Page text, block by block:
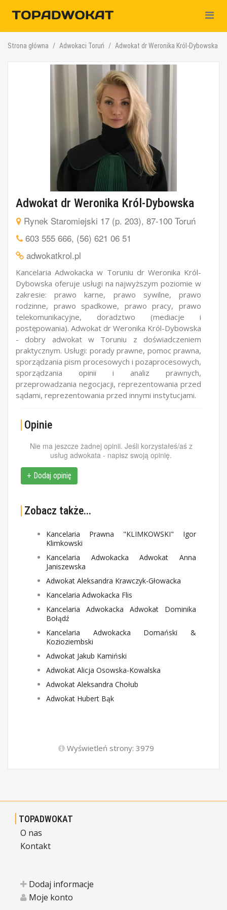
Strona główna Adwokaci Toruń Adwokat dr Weronika Król-Dybowska
Adwokat dr Weronika Król-Dybowska
Rynek Staromiejski 17 (p. 203), 87-100 Toruń
603 555 666, (56) 621 06 51
adwokatkrol.pl
Kancelaria Adwokacka w Toruniu dr Weronika Król-
Dybowska oferuje usługi na najwyższym poziomie w
zakresie: prawo karne, prawo sywilne, prawo
rodzinne, prawo spadkowe, prawo pracy, prawo
telekomunikacyjne, doradztwo (mediacje i
postępowania). Adwokat dr Weronika Król-Dybowska
- dobry adwokat w Toruniu z doświadczeniem
praktycznym. Usługi: porady prawne, pomoc prawna,
sporządzania pism procesowych i pozaprocesowych,
sporządzania opinii i analiz prawnych,
przeprowadzania negocjacji, reprezentowania przed
sądami, reprezentowania przed innymi instytucjami.
Opinie
Nie ma jeszcze żadnej opinii. Jeśli korzystałeś/aś z
usług adwokata - napisz swoją opinię.
+ Dodaj opinię
Zobacz także...
Kancelaria Prawna "KLIMKOWSKI" Igor
Klimkowski
Kancelaria Adwokacka Adwokat Anna
Janiszewska
Adwokat Aleksandra Krawczyk-Głowacka
Kancelaria Adwokacka Flis
Kancelaria Adwokacka Adwokat Dominika
Bołądź
Kancelaria Adwokacka Domański &
Kozioziembski
Adwokat Jakub Kamiński
Adwokat Alicja Osowska-Kowalska
Adwokat Aleksandra Chołub
Adwokat Hubert Bąk
Wyświetleń strony: 3979
TOPADWOKAT
O nas
Kontakt
Dodaj informacje
Moje konto